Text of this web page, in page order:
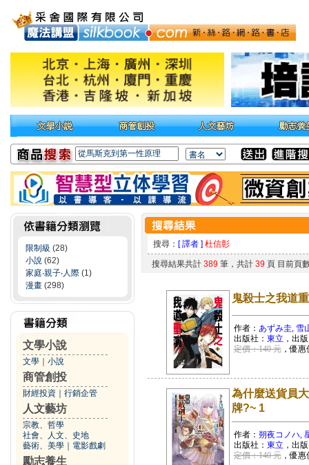
限制級 (28)
小說 (62)
家庭‧親子‧人際 (1)
漫畫 (298)
文學小說
文學 小說
商管創投
財經投資 行銷企管
人文藝坊
宗教、哲學
社會、人文、史地
藝術、美學
電影戲劇
勵志養生
搜尋： [ 譯者 ] 杜信彰
搜尋結果共計 389 筆，共計 39 頁 目前頁
鬼殺士之我道
作者： あずみ圭, 雪
出版社： 東立 ，出
定價：140 元，優惠
為什麼送貨員
牌?~ 1
作者： 朔夜コノハ,
出版社： 東立 ，出
定價：140 元，優惠